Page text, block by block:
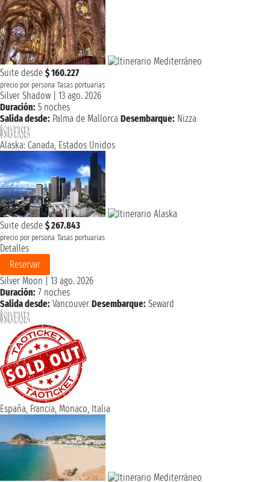
Suite desde $ 160.227
precio por persona Tasas portuarias
Silver Shadow
13 ago. 2026
Duración: 5 noches
Salida desde: Palma de Mallorca Desembarque: Nizza
Alaska: Canada, Estados Unidos
Suite desde $ 267.843
precio por persona Tasas portuarias
Detalles
Reservar
Silver Moon
13 ago. 2026
Duración: 7 noches
Salida desde: Vancouver Desembarque: Seward
España, Francia, Monaco, Italia